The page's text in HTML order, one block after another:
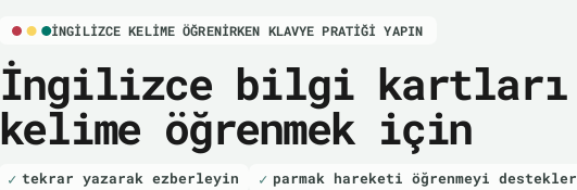
İNGILIZCE KELIME ÖĞRENIRKEN KLAVYE PRATIĞI YAPIN
İngilizce bilgi kartları
kelime öğrenmek için
tekrar yazarak ezberleyin parmak hareketi öğrenmeyi destekler